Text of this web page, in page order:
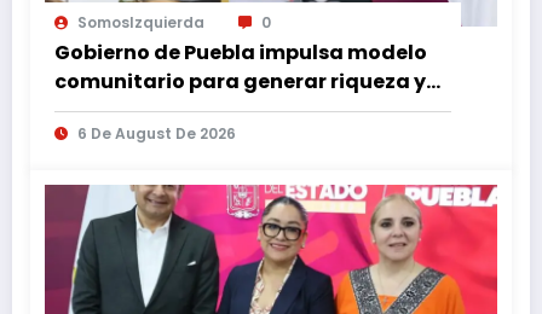
SomosIzquierda 0
Gobierno de Puebla impulsa modelo
comunitario para generar riqueza y
desarrollo
6 De August De 2026